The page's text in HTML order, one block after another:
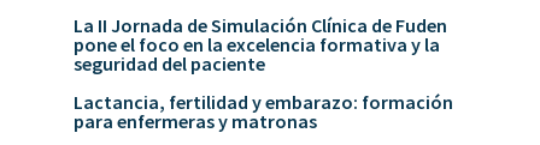
La II Jornada de Simulación Clínica de Fuden
pone el foco en la excelencia formativa y la
seguridad del paciente
Lactancia, fertilidad y embarazo: formación
para enfermeras y matronas